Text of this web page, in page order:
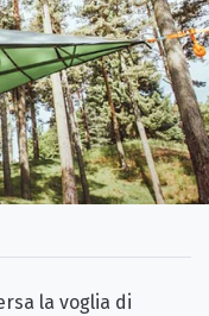
la voglia di